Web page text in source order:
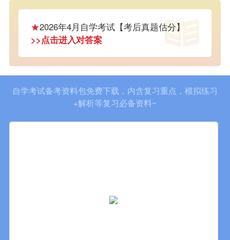
★2026年4月自学考试【考后真题估分】
>>点击进入对答案
自学考试备考资料包免费下载，内含复习重点，模拟练习
+解析等复习必备资料~